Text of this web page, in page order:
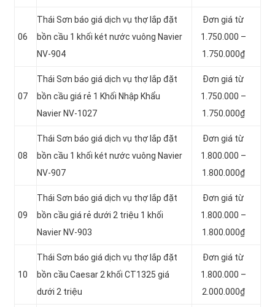
06
Thái Sơn báo giá dịch vụ thợ lắp đặt
bồn cầu 1 khối két nước vuông Navier
NV-904
Đơn giá từ
1.750.000 –
1.750.000₫
07
Thái Sơn báo giá dịch vụ thợ lắp đặt
bồn cầu giá rẻ 1 Khối Nhập Khẩu
Navier NV-1027
Đơn giá từ
1.750.000 –
1.750.000₫
08
Thái Sơn báo giá dịch vụ thợ lắp đặt
bồn cầu 1 khối két nước vuông Navier
NV-907
Đơn giá từ
1.800.000 –
1.800.000₫
09
Thái Sơn báo giá dịch vụ thợ lắp đặt
bồn cầu giá rẻ dưới 2 triệu 1 khối
Navier NV-903
Đơn giá từ
1.800.000 –
1.800.000₫
10
Thái Sơn báo giá dịch vụ thợ lắp đặt
bồn cầu Caesar 2 khối CT1325 giá
dưới 2 triệu
Đơn giá từ
1.800.000 –
2.000.000₫